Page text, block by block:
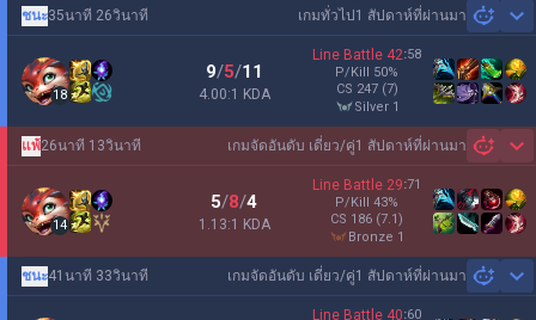
เกมทั่วไป1 สัปดาห์ที่ผ่านมา
ชนะ35นาที 26วินาที
18
9/5/11
4.00:1 KDA
Line Battle 42:58
P/Kill 50%
CS 247 (7)
silver 1
เกมจัดอันดับ เดี่ยว/คู่1 สัปดาห์ที่ผ่านมา
แพ้26นาที 13วินาที
14
5/8/4
1.13:1 KDA
Line Battle 29:71
P/Kill 43%
CS 186 (7.1)
bronze 1
เกมจัดอันดับ เดี่ยว/คู่1 สัปดาห์ที่ผ่านมา
ชนะ41นาที 33วินาที
Line Battle 40:60